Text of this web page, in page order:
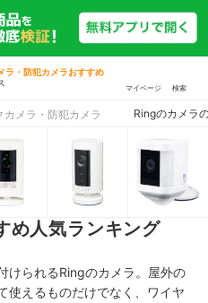
ラ・防犯カメラおすすめ
マイページ 検索
カメラ・防犯カメラ Ringのカメラ
め人気ランキング
けられるRingのカメラ。屋外の
使えるものだけでなく、ワイヤ